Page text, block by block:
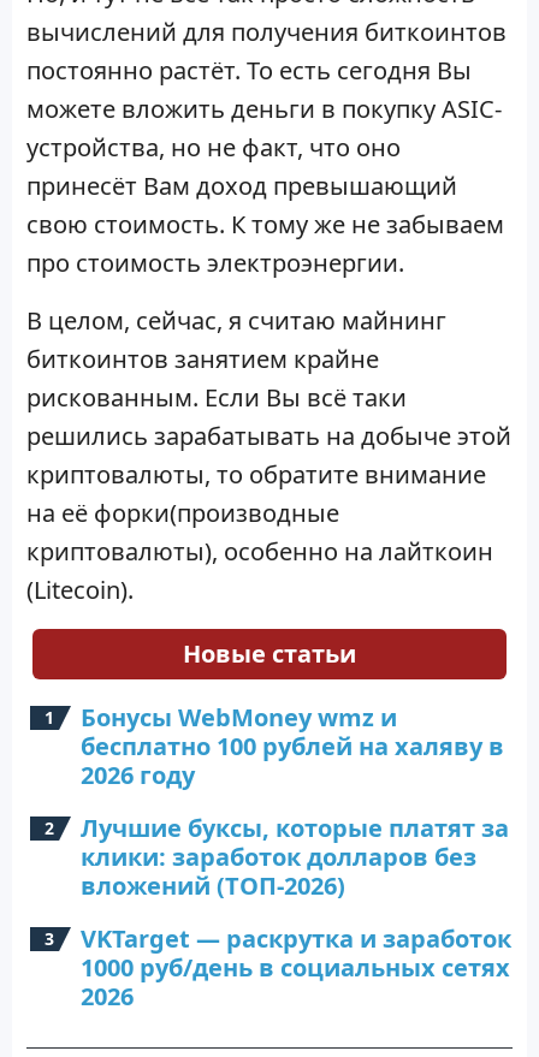
вычислений для получения биткоинтов
постоянно растёт. То есть сегодня Вы
можете вложить деньги в покупку ASIC-
устройства, но не факт, что оно
принесёт Вам доход превышающий
свою стоимость. К тому же не забываем
про стоимость электроэнергии.
В целом, сейчас, я считаю майнинг
биткоинтов занятием крайне
рискованным. Если Вы всё таки
решились зарабатывать на добыче этой
криптовалюты, то обратите внимание
на её форки(производные
криптовалюты), особенно на лайткоин
(Litecoin).
Новые статьи
Бонусы WebMoney wmz и
бесплатно 100 рублей на халяву в
2026 году
Лучшие буксы, которые платят за
клики: заработок долларов без
вложений (ТОП-2026)
VKTarget — раскрутка и заработок
1000 руб/день в социальных сетях
2026